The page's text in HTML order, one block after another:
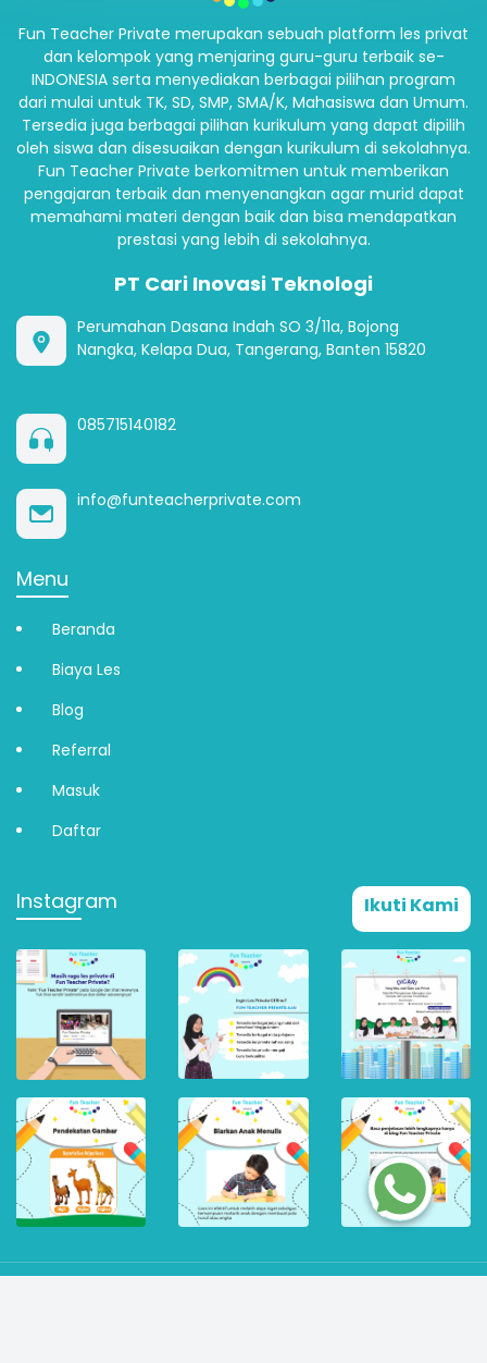
Fun Teacher Private merupakan sebuah platform les privat
dan kelompok yang menjaring guru-guru terbaik se-
INDONESIA serta menyediakan berbagai pilihan program
dari mulai untuk TK, SD, SMP, SMA/K, Mahasiswa dan Umum.
Tersedia juga berbagai pilihan kurikulum yang dapat dipilih
oleh siswa dan disesuaikan dengan kurikulum di sekolahnya.
Fun Teacher Private berkomitmen untuk memberikan
pengajaran terbaik dan menyenangkan agar murid dapat
memahami materi dengan baik dan bisa mendapatkan
prestasi yang lebih di sekolahnya.
PT Cari Inovasi Teknologi
Perumahan Dasana Indah SO 3/11a, Bojong
Nangka, Kelapa Dua, Tangerang, Banten 15820
085715140182
info@funteacherprivate.com
Menu
Beranda
Biaya Les
Blog
Referral
Masuk
Daftar
Instagram Ikuti Kami